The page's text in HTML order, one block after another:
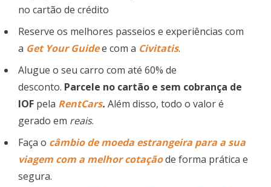
no cartão de crédito
Reserve os melhores passeios e experiências com
a Get Your Guidee com a Civitatis.
Alugue o seu carro com até 60% de
desconto. Parcele no cartão e sem cobrança de
IOF pela RentCars. Além disso, todo o valor é
gerado em reais.
Faça o câmbio de moeda estrangeira para a sua
viagem com a melhor cotaçãode forma prática e
segura.